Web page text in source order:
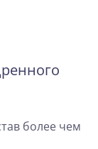
более чем